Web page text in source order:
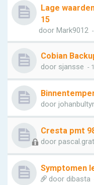
Lage
15
door Mark9012
Cobian
door sjansse -
door
Cresta pmt
door
Symptomen
door dibasta